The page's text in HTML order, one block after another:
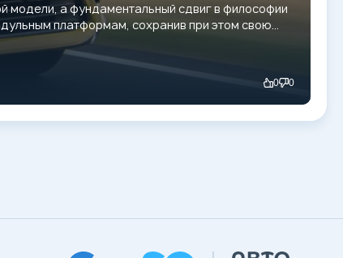
модели, а фундаментальный сдвиг в философии
платформам, сохранив при этом свою
0 0